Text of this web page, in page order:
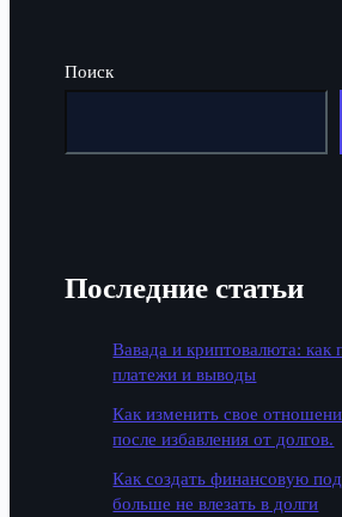
Поиск
Последние статьи
Вавада и криптовалюта: как
платежи и выводы
Как изменить свое
после избавления от долгов.
Как создать финансовую
больше не влезать в долги